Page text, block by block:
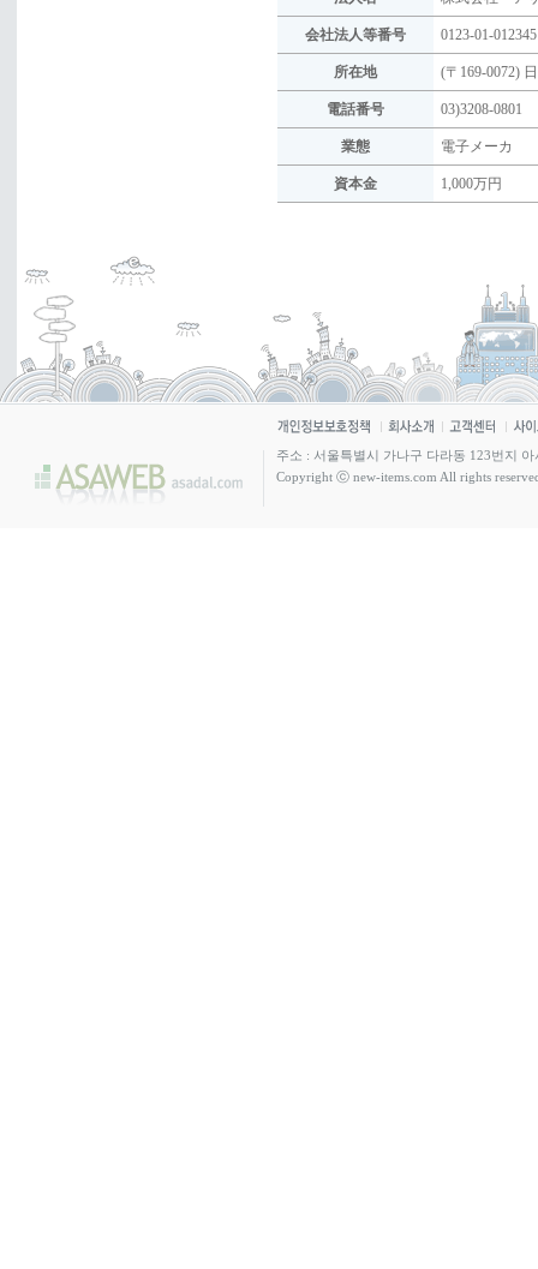
会社法人等番号 0123-01-012345
所在地 (〒169-0072)
電話番号 03)3208-0801
業態 電子メーカ
資本金 1,000万円
주소 : 서울특별시 가나구 다라동 123번지
Copyright ⓒ new-items.com All rights